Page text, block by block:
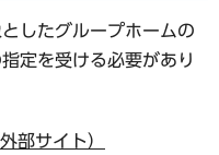
したグループホームの
定を受ける必要があり
部サイト）